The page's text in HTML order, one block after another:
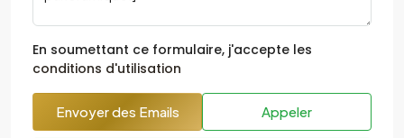
En soumettant ce formulaire, j'accepte les
conditions d'utilisation
Envoyer des Emails Appeler